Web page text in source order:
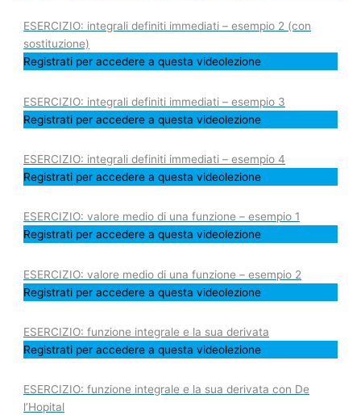
ESERCIZIO: integrali definiti immediati – esempio 2 (con
sostituzione)
Registrati per accedere a questa videolezione
ESERCIZIO: integrali definiti immediati – esempio 3
Registrati per accedere a questa videolezione
ESERCIZIO: integrali definiti immediati – esempio 4
Registrati per accedere a questa videolezione
ESERCIZIO: valore medio di una funzione – esempio 1
Registrati per accedere a questa videolezione
ESERCIZIO: valore medio di una funzione – esempio 2
Registrati per accedere a questa videolezione
ESERCIZIO: funzione integrale e la sua derivata
Registrati per accedere a questa videolezione
ESERCIZIO: funzione integrale e la sua derivata con De
l’Hopital